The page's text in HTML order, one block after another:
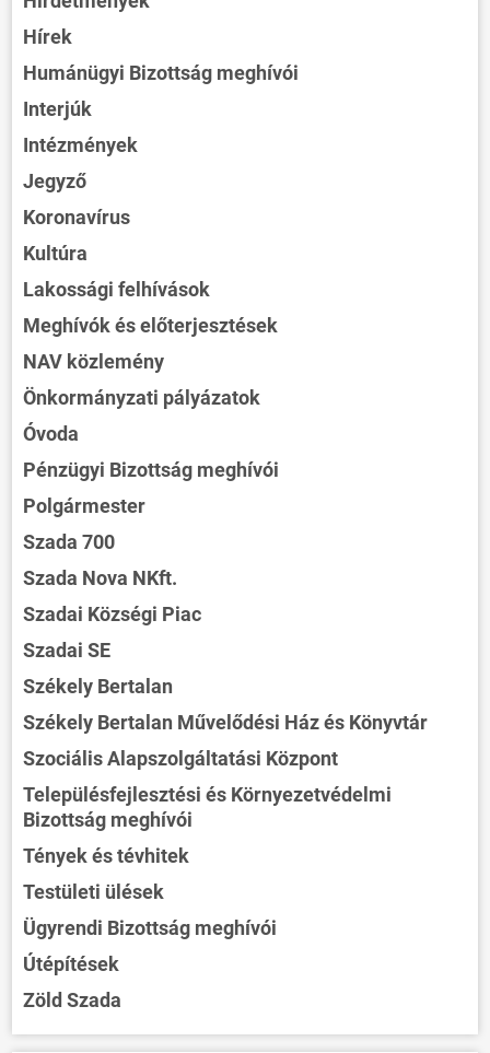
Hírek
Humánügyi Bizottság meghívói
Interjúk
Intézmények
Jegyző
Koronavírus
Kultúra
Lakossági felhívások
Meghívók és előterjesztések
NAV közlemény
Önkormányzati pályázatok
Óvoda
Pénzügyi Bizottság meghívói
Polgármester
Szada 700
Szada Nova NKft.
Szadai Községi Piac
Szadai SE
Székely Bertalan
Székely Bertalan Művelődési Ház és Könyvtár
Szociális Alapszolgáltatási Központ
Településfejlesztési és Környezetvédelmi
Bizottság meghívói
Tények és tévhitek
Testületi ülések
Ügyrendi Bizottság meghívói
Útépítések
Zöld Szada